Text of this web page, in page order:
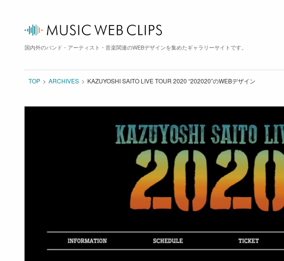
国内外のバンド・アーティスト・音楽関連のWEBデザインを集めたギャラリーサイトです。
TOP ARCHIVES KAZUYOSHI SAITO LIVE TOUR 2020 “202020”のWEBデザイン